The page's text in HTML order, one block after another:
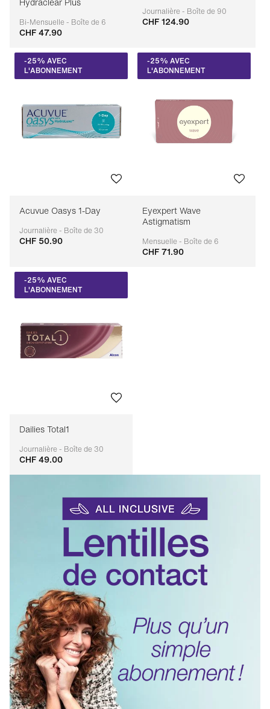
Bi-Mensuelle - Boîte de 6
Adaptable
CHF 47.90
Journalière - Boîte de 90
Adaptable
CHF 124.90
-25% AVEC
L'ABONNEMENT
Acuvue Oasys 1-Day
Journalière - Boîte de 30
Adaptable
CHF 50.90
-25% AVEC
L'ABONNEMENT
Eyexpert Wave
Astigmatism
Mensuelle - Boîte de 6
Adaptable
CHF 71.90
-25% AVEC
L'ABONNEMENT
Dailies Total1
Journalière - Boîte de 30
Adaptable
CHF 49.00